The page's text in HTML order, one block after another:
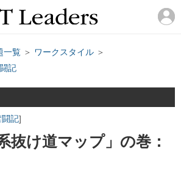
一覧 ＞ ワークスタイル ＞
記
闘記
抜け道マップ」の巻：